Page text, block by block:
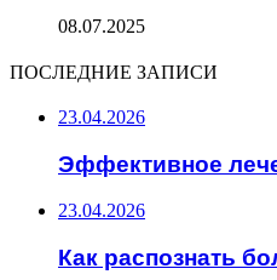
08.07.2025
ПОСЛЕДНИЕ ЗАПИСИ
23.04.2026
Эффективное
23.04.2026
Как распознать